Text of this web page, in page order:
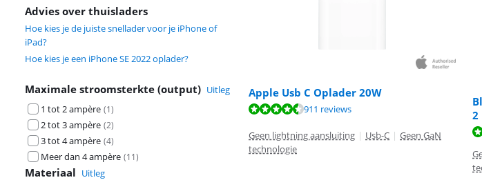
Advies over thuisladers
Hoe kies je de juiste snellader voor je iPhone of
iPad?
Hoe kies je een iPhone SE 2022 oplader?
Maximale stroomsterkte (output) Uitleg
1 tot 2 ampère (1)
2 tot 3 ampère (2)
3 tot 4 ampère (4)
Meer dan 4 ampère (11)
Materiaal Uitleg
Apple Usb C Oplader 20W
Beoordeling is 9,0 van de 10, gebaseerd op 911 reviews.
911 reviews
Geen lightning aansluiting | Usb-C | Geen GaN
technologie
2
Beoordeling is 9,0 van de 10, gebaseerd op 2 reviews.